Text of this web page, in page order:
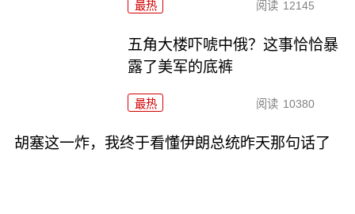
最热 阅读 12145
五角大楼吓唬中俄？这事恰恰暴
露了美军的底裤
最热 阅读 10380
胡塞这一炸，我终于看懂伊朗总统昨天那句话了